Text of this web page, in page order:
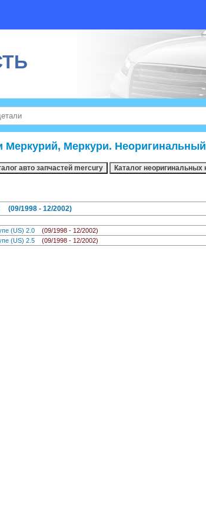
Меркурий, Меркури. Неоригинальный
(09/1998 - 12/2002)
(US) 2.0 (09/1998 - 12/2002)
(US) 2.5 (09/1998 - 12/2002)